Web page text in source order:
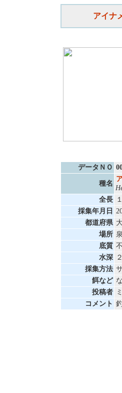
アイナ
データＮＯ
種名
全長
採集年月日
都道府県
場所
底質
水深
採集方法
餌など
投稿者
コメント